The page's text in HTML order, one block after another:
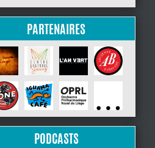
PARTENAIRES
PODCASTS